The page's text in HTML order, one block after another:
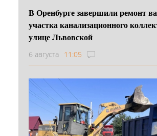
В Оренбурге завершили ремонт
участка канализационного
улице Львовской
6 августа 11:05